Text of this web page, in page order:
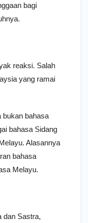
bagi
reaksi. Salah
yang ramai
bukan bahasa
bahasa Sidang
Alasannya
bahasa
Melayu.
dan Sastra,